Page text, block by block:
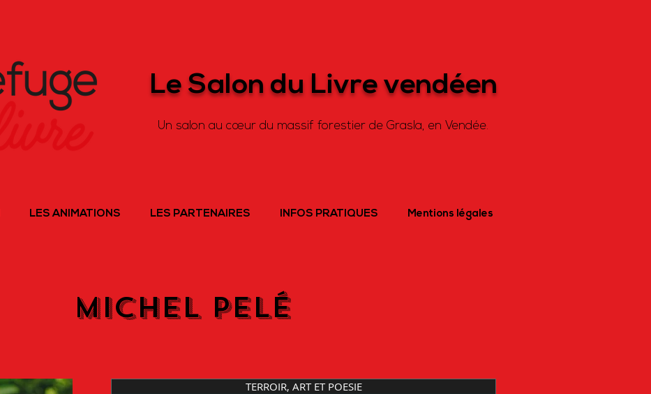
Le Salon du Livre vendéen
Un salon au cœur du massif forestier de Grasla, en Vendée.
LES ANIMATIONS LES PARTENAIRES INFOS PRATIQUES Mentions légales
MICHEL PELé
TERROIR, ART ET POESIE